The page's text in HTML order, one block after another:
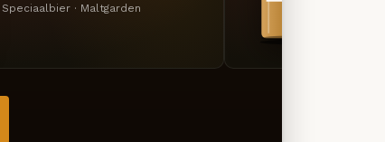
Speciaalbier · Maltgarden